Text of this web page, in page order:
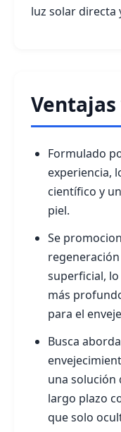
luz solar directa
Formulado
experiencia,
científico y
piel.
Se
superficial,
más
para el
Busca
una solución
largo plazo
que solo